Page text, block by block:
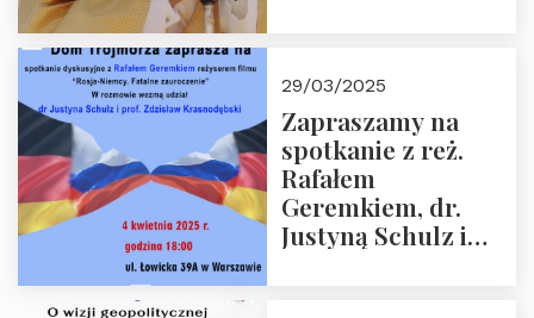
29/03/2025
Zapraszamy na
spotkanie z reż.
Rafałem
Geremkiem, dr.
Justyną Schulz i